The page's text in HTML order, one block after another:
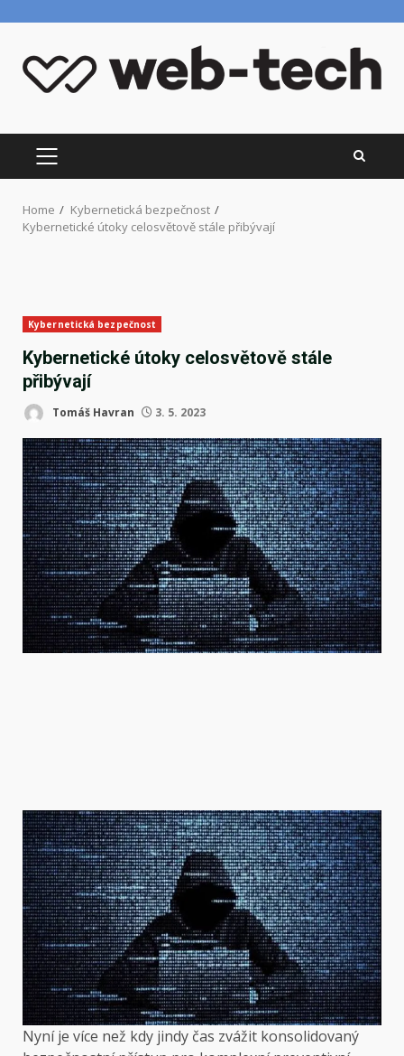
content
PRIMARY
MENU
Home
Kybernetická bezpečnost
Kybernetické útoky celosvětově stále přibývají
Kybernetická bezpečnost
Kybernetické útoky celosvětově stále
přibývají
Tomáš Havran 3. 5. 2023
Nyní je více než kdy jindy čas zvážit konsolidovaný